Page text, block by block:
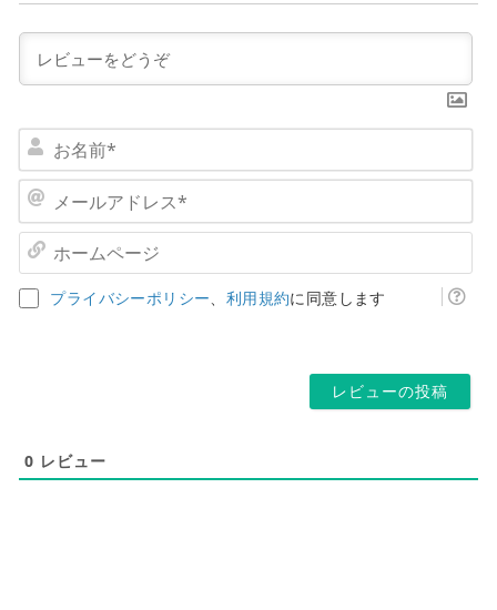
名
ア
ー
プライバシーポリシー、 利用規約に同意します
0 レビュー